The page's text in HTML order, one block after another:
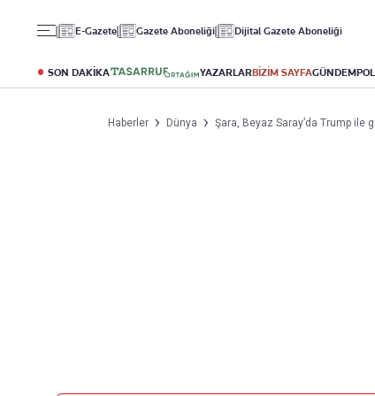
E-Gazete Gazete Aboneliği Dijital Gazete Aboneliği
SON DAKİKA YAZARLARBİZİM SAYFAGÜNDEM
Altın
Döviz
Kripto Para
Puan Durumu
Fikstür
Avrupa Ligi
Haberler Dünya Şara, Beyaz Saray’da Trump ile